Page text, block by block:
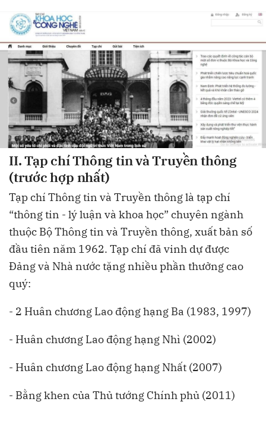
II. Tạp chí Thông tin và Truyền thông
(trước hợp nhất)
Tạp chí Thông tin và Truyền thông là tạp chí
“thông tin - lý luận và khoa học” chuyên ngành
thuộc Bộ Thông tin và Truyền thông, xuất bản số
đầu tiên năm 1962. Tạp chí đã vinh dự được
Đảng và Nhà nước tặng nhiều phần thưởng cao
quý:
- 2 Huân chương Lao động hạng Ba (1983, 1997)
- Huân chương Lao động hạng Nhì (2002)
- Huân chương Lao động hạng Nhất (2007)
- Bằng khen của Thủ tướng Chính phủ (2011)